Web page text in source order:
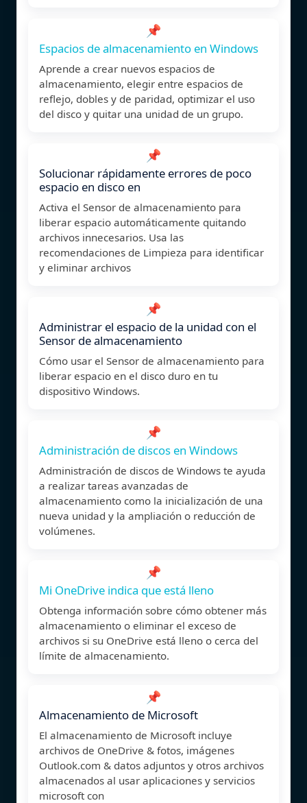
📌
Espacios de almacenamiento en Windows
Aprende a crear nuevos espacios de
almacenamiento, elegir entre espacios de
reflejo, dobles y de paridad, optimizar el uso
del disco y quitar una unidad de un grupo.
📌
Solucionar rápidamente errores de poco
espacio en disco en
Activa el Sensor de almacenamiento para
liberar espacio automáticamente quitando
archivos innecesarios. Usa las
recomendaciones de Limpieza para identificar
y eliminar archivos
📌
Administrar el espacio de la unidad con el
Sensor de almacenamiento
Cómo usar el Sensor de almacenamiento para
liberar espacio en el disco duro en tu
dispositivo Windows.
📌
Administración de discos en Windows
Administración de discos de Windows te ayuda
a realizar tareas avanzadas de
almacenamiento como la inicialización de una
nueva unidad y la ampliación o reducción de
volúmenes.
📌
Mi OneDrive indica que está lleno
Obtenga información sobre cómo obtener más
almacenamiento o eliminar el exceso de
archivos si su OneDrive está lleno o cerca del
límite de almacenamiento.
📌
Almacenamiento de Microsoft
El almacenamiento de Microsoft incluye
archivos de OneDrive & fotos, imágenes
Outlook.com & datos adjuntos y otros archivos
almacenados al usar aplicaciones y servicios
microsoft con